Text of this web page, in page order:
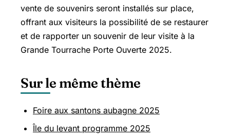
vente de souvenirs seront installés sur place,
offrant aux visiteurs la possibilité de se restaurer
et de rapporter un souvenir de leur visite à la
Grande Tourrache Porte Ouverte 2025.
Sur le même thème
Foire aux santons aubagne 2025
Île du levant programme 2025